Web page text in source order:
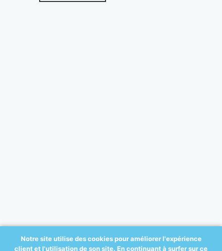
Notre site utilise des cookies pour améliorer l'expérience
client et l'utilisation de son site. En continuant à surfer sur ce